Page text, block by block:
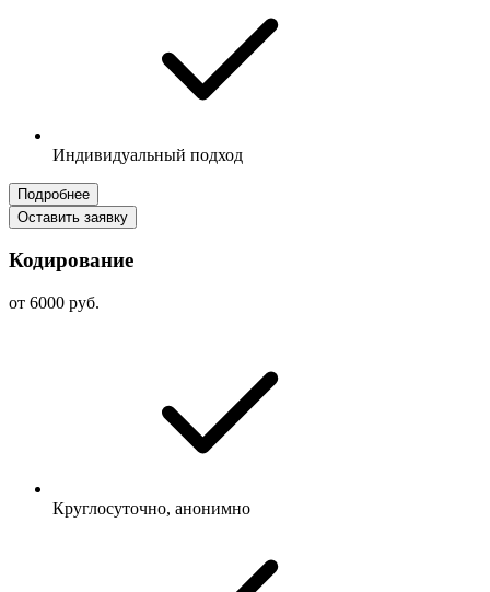
Индивидуальный подход
Подробнее
Оставить заявку
Кодирование
от 6000 руб.
Круглосуточно, анонимно